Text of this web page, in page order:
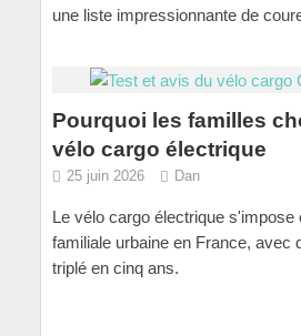
une liste impressionnante de
Pourquoi les familles
vélo cargo électrique
25 juin 2026 Dan
Le vélo cargo électrique s'impose
familiale urbaine en France, avec
triplé en cinq ans.